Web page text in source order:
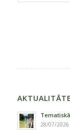
28/07/2026